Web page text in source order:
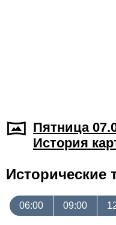
Пятница
История
Исторические
06:00 09:00